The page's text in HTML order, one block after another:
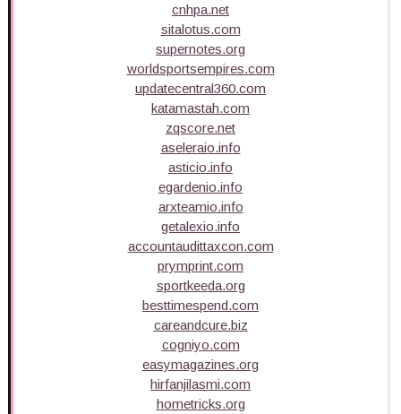
cnhpa.net
sitalotus.com
supernotes.org
worldsportsempires.com
updatecentral360.com
katamastah.com
zqscore.net
aseleraio.info
asticio.info
egardenio.info
arxteamio.info
getalexio.info
accountaudittaxcon.com
prymprint.com
sportkeeda.org
besttimespend.com
careandcure.biz
cogniyo.com
easymagazines.org
hirfanjilasmi.com
hometricks.org